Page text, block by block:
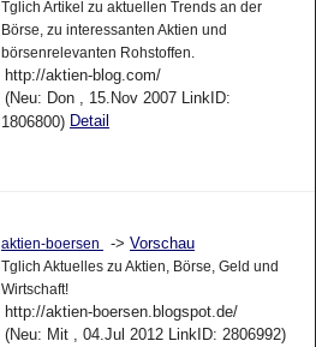
Tglich Artikel zu aktuellen Trends an der
Börse, zu interessanten Aktien und
börsenrelevanten Rohstoffen.
http://aktien-blog.com/
(Neu: Don , 15.Nov 2007 LinkID:
1806800) Detail
aktien-boersen -> Vorschau
Tglich Aktuelles zu Aktien, Börse, Geld und
Wirtschaft!
http://aktien-boersen.blogspot.de/
(Neu: Mit , 04.Jul 2012 LinkID: 2806992)